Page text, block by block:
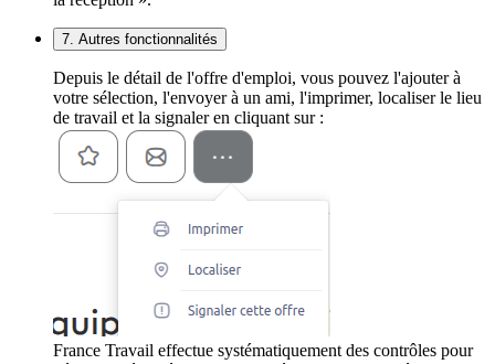
7. Autres fonctionnalités
Depuis le détail de l'offre d'emploi, vous pouvez l'ajouter à
votre sélection, l'envoyer à un ami, l'imprimer, localiser le lieu
de travail et la signaler en cliquant sur :
France Travail effectue systématiquement des contrôles pour